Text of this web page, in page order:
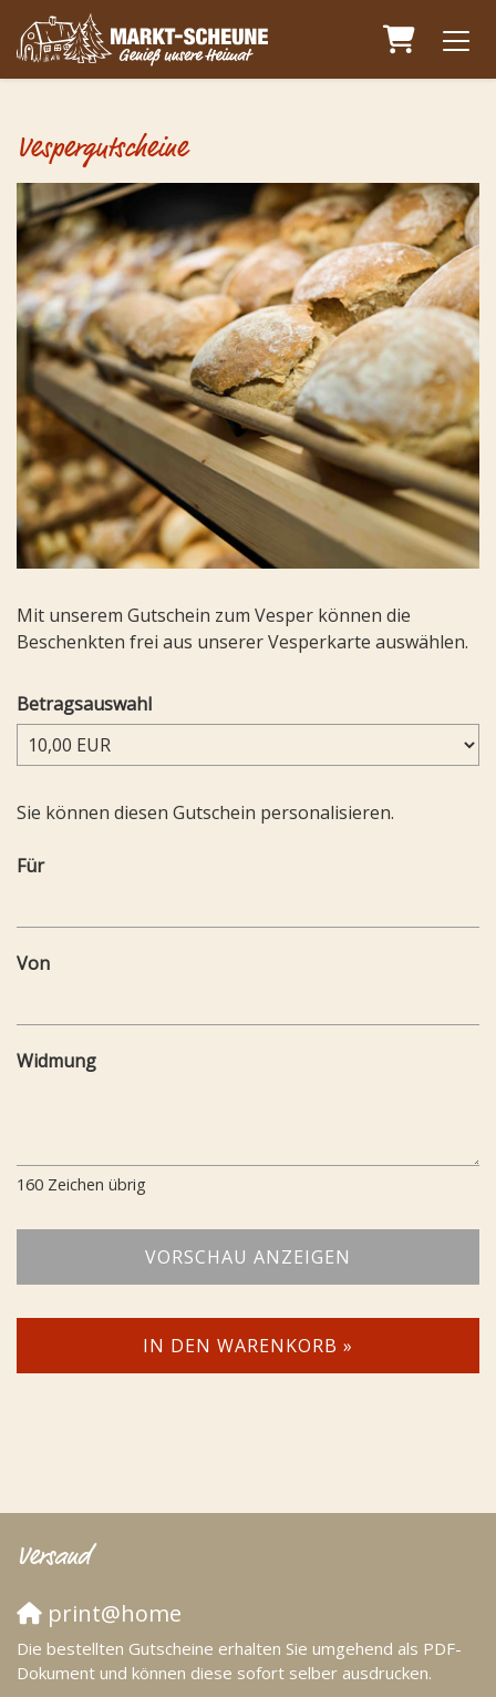
Warenkorb
Vespergutscheine
Mit unserem Gutschein zum Vesper können die
Beschenkten frei aus unserer Vesperkarte auswählen.
Betragsauswahl
Sie können diesen Gutschein personalisieren.
Für
Von
Widmung
160 Zeichen übrig
VORSCHAU ANZEIGEN
IN DEN WARENKORB »
Versand
print@home
Die bestellten Gutscheine erhalten Sie umgehend als PDF-
Dokument und können diese sofort selber ausdrucken.